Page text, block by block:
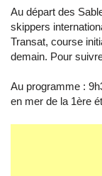
Au départ des
skippers
Transat, course
demain. Pour
Au programme :
en mer de la 1ère